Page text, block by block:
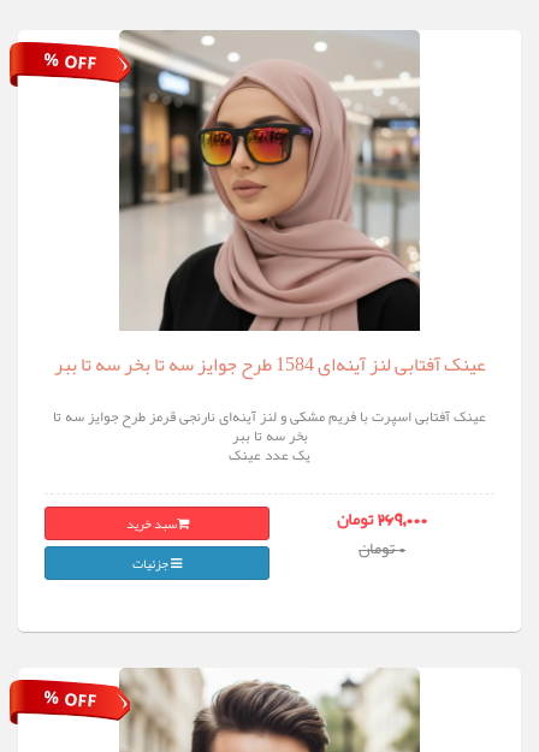
% OFF
عینک آفتابی لنز آینه‌ای 1584 طرح جوایز سه تا بخر سه تا ببر
عینک آفتابی اسپرت با فریم مشکی و لنز آینه‌ای نارنجی قرمز طرح جوایز سه تا
بخر سه تا ببر
یک عدد عینک
269,000 تومان
0 تومان
سبد خرید
جزئیات
% OFF